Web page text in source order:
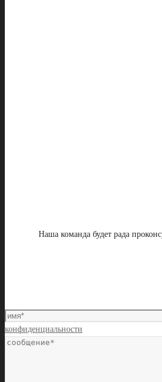
Наша команда будет рада
конфиденциальности